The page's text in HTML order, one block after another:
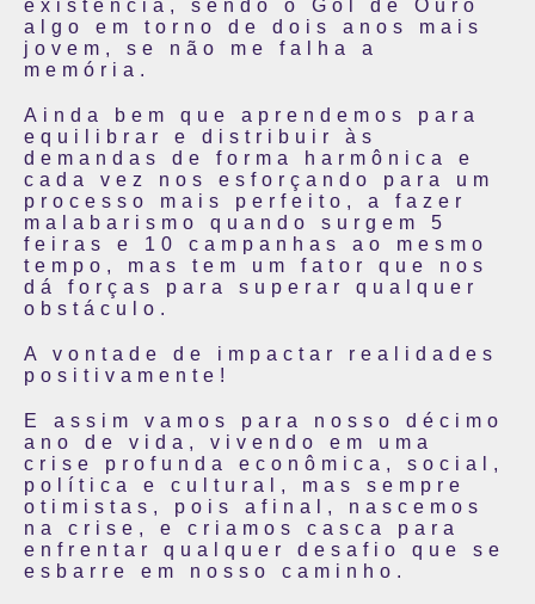
existência, sendo o Gol de Ouro
algo em torno de dois anos mais
jovem, se não me falha a
memória.
Ainda bem que aprendemos para
equilibrar e distribuir às
demandas de forma harmônica e
cada vez nos esforçando para um
processo mais perfeito, a fazer
malabarismo quando surgem 5
feiras e 10 campanhas ao mesmo
tempo, mas tem um fator que nos
dá forças para superar qualquer
obstáculo.
A vontade de impactar realidades
positivamente!
E assim vamos para nosso décimo
ano de vida, vivendo em uma
crise profunda econômica, social,
política e cultural, mas sempre
otimistas, pois afinal, nascemos
na crise, e criamos casca para
enfrentar qualquer desafio que se
esbarre em nosso caminho.